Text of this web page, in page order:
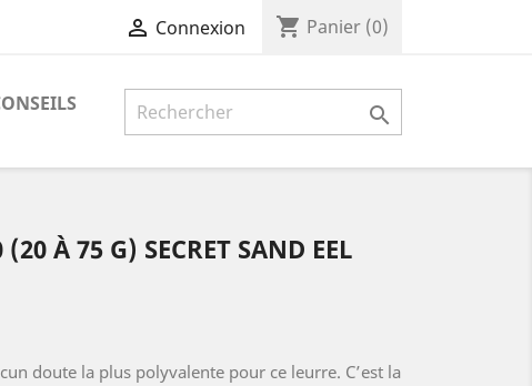
 Connexion shopping_cart Panier (0)

À 75 G) SECRET SAND EEL
doute la plus polyvalente pour ce leurre. C’est la